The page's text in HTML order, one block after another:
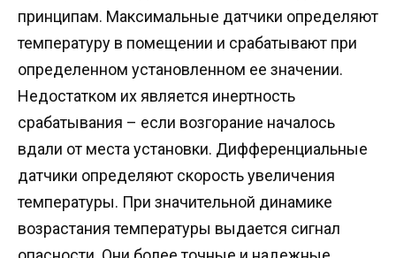
принципам. Максимальные датчики определяют
температуру в помещении и срабатывают при
определенном установленном ее значении.
Недостатком их является инертность
срабатывания – если возгорание началось
вдали от места установки. Дифференциальные
датчики определяют скорость увеличения
температуры. При значительной динамике
возрастания температуры выдается сигнал